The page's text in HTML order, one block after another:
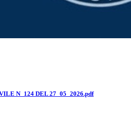
N_124 DEL 27_05_2026.pdf